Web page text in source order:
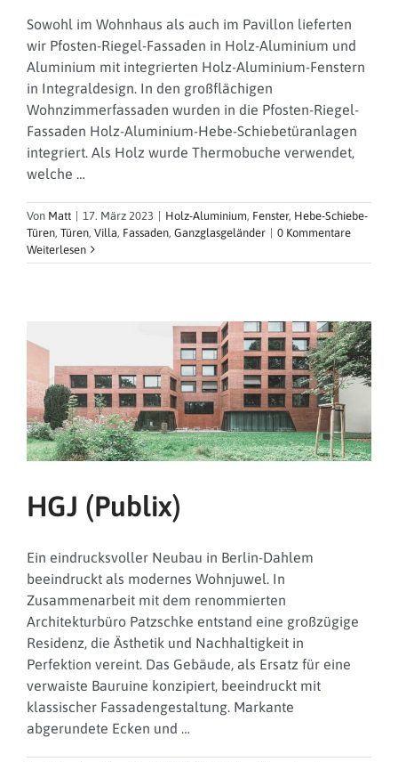
Sowohl im Wohnhaus als auch im Pavillon lieferten
wir Pfosten-Riegel-Fassaden in Holz-Aluminium und
Aluminium mit integrierten Holz-Aluminium-Fenstern
in Integraldesign. In den großflächigen
Wohnzimmerfassaden wurden in die Pfosten-Riegel-
Fassaden Holz-Aluminium-Hebe-Schiebetüranlagen
integriert. Als Holz wurde Thermobuche verwendet,
welche …
Von Matt | 17. März 2023 | Holz-Aluminium, Fenster, Hebe-Schiebe-
Türen, Türen, Villa, Fassaden, Ganzglasgeländer | 0 Kommentare
Weiterlesen
HGJ (Publix)
Ein eindrucksvoller Neubau in Berlin-Dahlem
beeindruckt als modernes Wohnjuwel. In
Zusammenarbeit mit dem renommierten
Architekturbüro Patzschke entstand eine großzügige
Residenz, die Ästhetik und Nachhaltigkeit in
Perfektion vereint. Das Gebäude, als Ersatz für eine
verwaiste Bauruine konzipiert, beeindruckt mit
klassischer Fassadengestaltung. Markante
abgerundete Ecken und …